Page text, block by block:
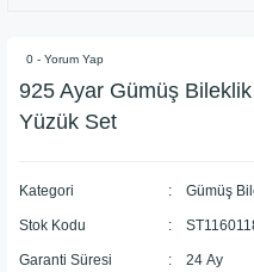
0 - Yorum Yap
925 Ayar Gümüş
Yüzük Set
Kategori Gümüş
Stok Kodu
Garanti Süresi 24 Ay